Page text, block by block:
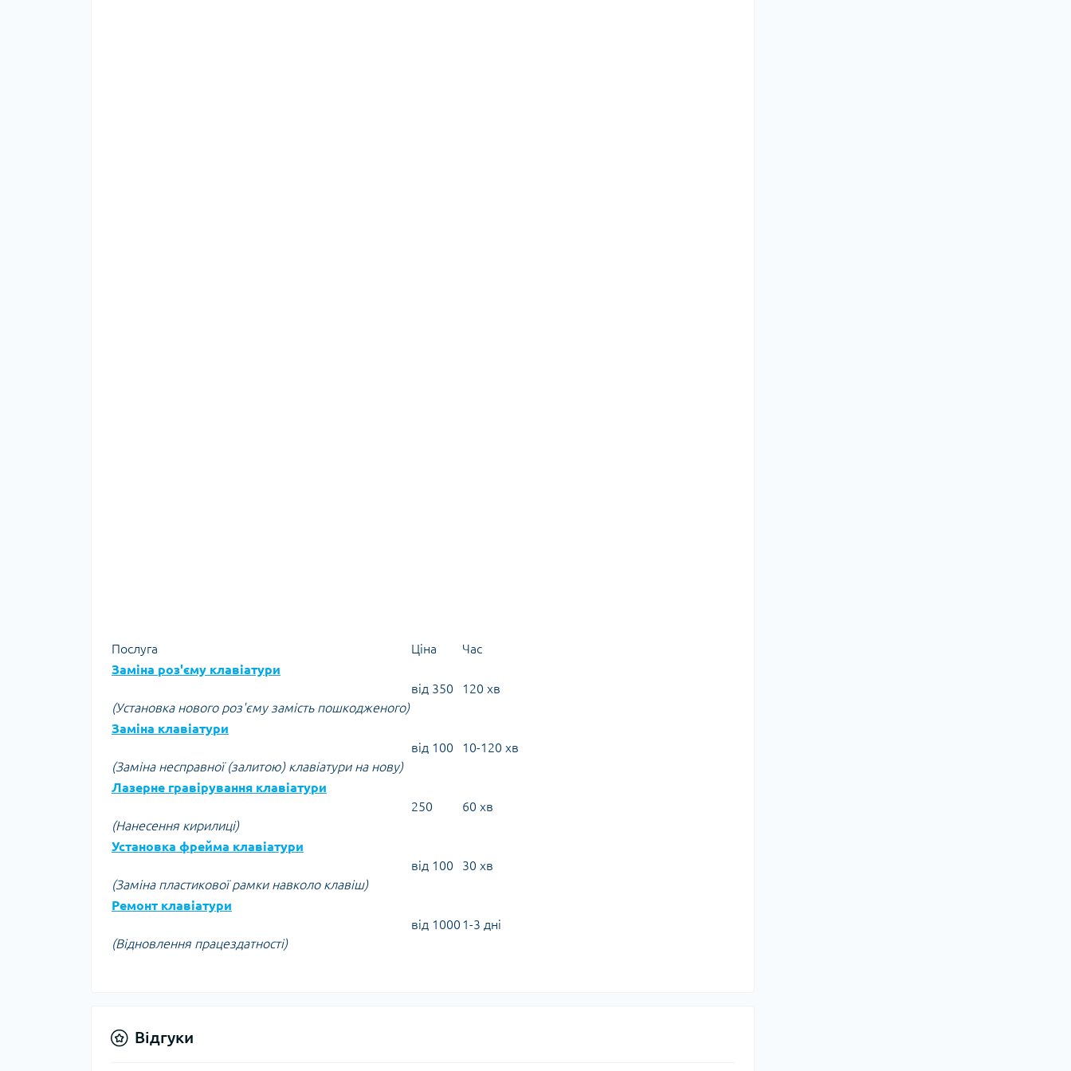
Послуга Ціна
Час
Заміна роз'єму клавіатури
(Установка нового роз'єму замість пошкодженого)
від 350 120 хв
Заміна клавіатури
(Заміна несправної (залитою) клавіатури на нову)
від 100 10-120 хв
Лазерне гравірування клавіатури
(Нанесення кирилиці)
250 60 хв
Установка фрейма клавіатури
(Заміна пластикової рамки навколо клавіш)
від 100 30 хв
Ремонт клавіатури
(Відновлення працездатності)
від 1000 1-3 дні
Відгуки